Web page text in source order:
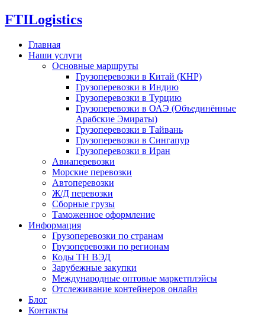
FTILogistics
Главная
Наши услуги
Основные маршруты
Грузоперевозки в Китай (КНР)
Грузоперевозки в Индию
Грузоперевозки в Турцию
Грузоперевозки в ОАЭ (Объединённые
Арабские Эмираты)
Грузоперевозки в Тайвань
Грузоперевозки в Сингапур
Грузоперевозки в Иран
Авиаперевозки
Морские перевозки
Автоперевозки
Ж/Д перевозки
Сборные грузы
Таможенное оформление
Информация
Грузоперевозки по странам
Грузоперевозки по регионам
Коды ТН ВЭД
Зарубежные закупки
Международные оптовые маркетплэйсы
Отслеживание контейнеров онлайн
Блог
Контакты